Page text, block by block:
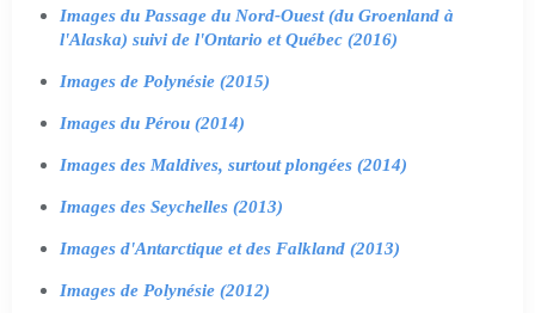
Images du Passage du Nord-Ouest (du Groenland à
l'Alaska) suivi de l'Ontario et Québec (2016)
Images de Polynésie (2015)
Images du Pérou (2014)
Images des Maldives, surtout plongées (2014)
Images des Seychelles (2013)
Images d'Antarctique et des Falkland (2013)
Images de Polynésie (2012)